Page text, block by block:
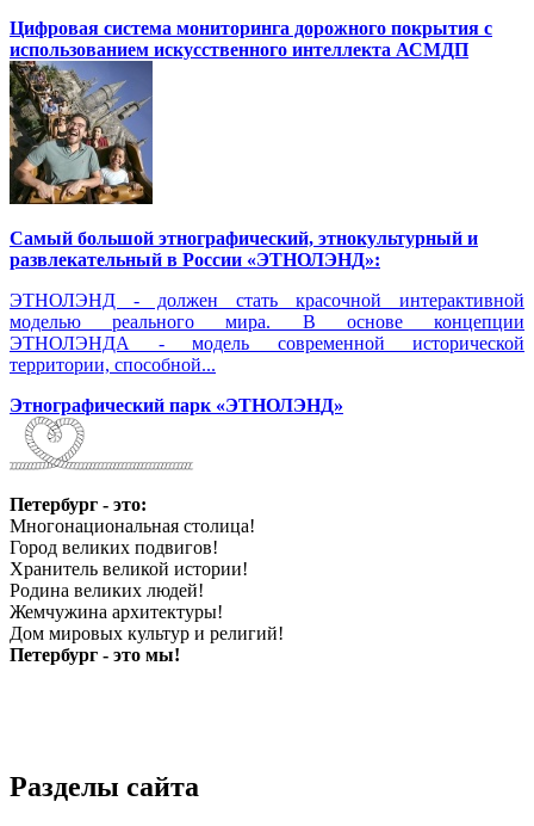
Цифровая система мониторинга дорожного покрытия с
использованием искусственного интеллекта АСМДП
Самый большой этнографический, этнокультурный и
развлекательный в России «ЭТНОЛЭНД»:
ЭТНОЛЭНД - должен стать красочной интерактивной
моделью реального мира. В основе концепции
ЭТНОЛЭНДА - модель современной исторической
территории, способной...
Этнографический парк «ЭТНОЛЭНД»
Петербург - это:
Многонациональная столица!
Город великих подвигов!
Хранитель великой истории!
Родина великих людей!
Жемчужина архитектуры!
Дом мировых культур и религий!
Петербург - это мы!
Разделы сайта